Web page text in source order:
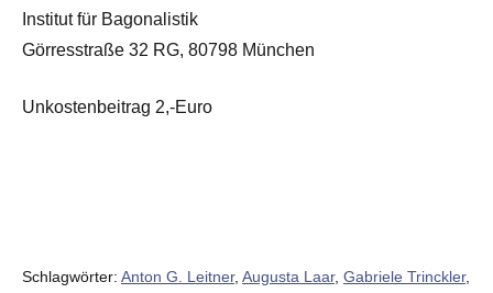
Institut für Bagonalistik
Görresstraße 32 RG, 80798 München
Unkostenbeitrag 2,-Euro
Schlagwörter: Anton G. Leitner, Augusta Laar, Gabriele Trinckler,